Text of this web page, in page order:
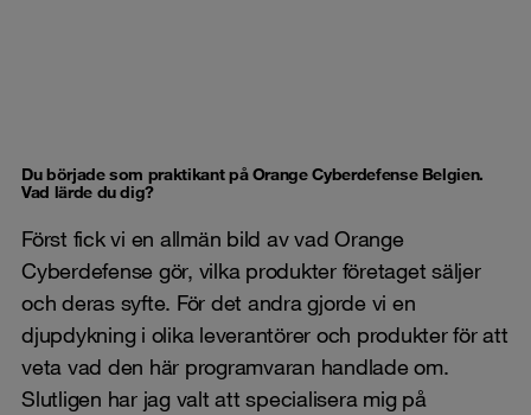
Du började som praktikant på Orange Cyberdefense Belgien.
Vad lärde du dig?
Först fick vi en allmän bild av vad Orange
Cyberdefense gör, vilka produkter företaget säljer
och deras syfte. För det andra gjorde vi en
djupdykning i olika leverantörer och produkter för att
veta vad den här programvaran handlade om.
Slutligen har jag valt att specialisera mig på